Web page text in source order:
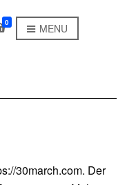
0 MENU
30march.com. Der